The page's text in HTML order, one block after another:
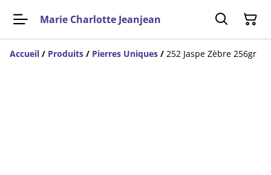
Marie Charlotte Jeanjean
Accueil / Produits / Pierres Uniques / 252 Jaspe Zèbre 256gr